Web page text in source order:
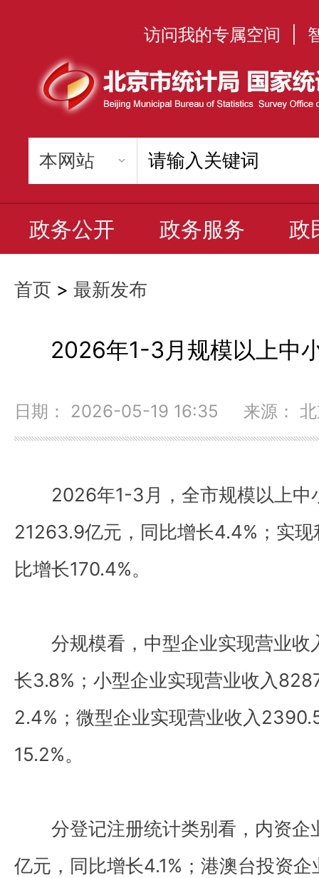
访问我的专属空间
政务公开 政务服务 政
首页 > 最新发布
2026年1-3月规模以上中
日期： 2026-05-19 16:35 来源： 北
2026年1-3月，全市规模以上中
21263.9亿元，同比增长4.4%；实
比增长170.4%。
分规模看，中型企业实现营业
长3.8%；小型企业实现营业收入
2.4%；微型企业实现营业收入
15.2%。
分登记注册统计类别看，内资
亿元，同比增长4.1%；港澳台投资